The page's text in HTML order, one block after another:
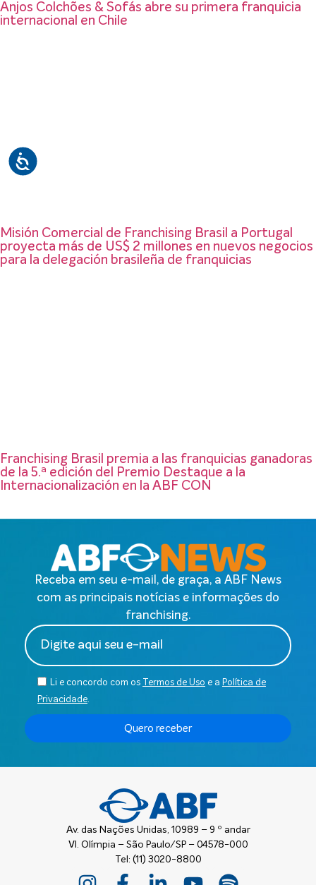
Anjos Colchões & Sofás abre su primera franquicia
internacional en Chile
Misión Comercial de Franchising Brasil a Portugal
proyecta más de US$ 2 millones en nuevos negocios
para la delegación brasileña de franquicias
Franchising Brasil premia a las franquicias ganadoras
de la 5.ª edición del Premio Destaque a la
Internacionalización en la ABF CON
Receba em seu e-mail, de graça, a ABF News
com as principais notícias e informações do
franchising.
Li e concordo com os Termos de Uso e a Política de
Privacidade.
Quero receber
Av. das Nações Unidas, 10989 – 9 º andar
Vl. Olímpia – São Paulo/SP – 04578-000
Tel: (11) 3020-8800